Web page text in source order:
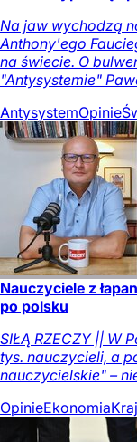
Na jaw wychodzą
Anthony'ego
na świecie. O
"Antysystemie"
AntysystemOpinie
Nauczyciele z
po polsku
SIŁĄ RZECZY || W
tys. nauczycieli, a
nauczycielskie" –
OpinieEkonomiaKraj